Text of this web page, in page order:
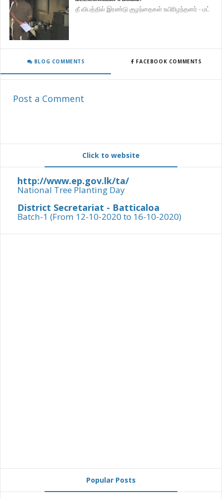
தீ விபத்தில் இரண்டு குழந்தைகள் உயிரிழந்தனர் - மட்
BLOG COMMENTS FACEBOOK COMMENTS
Post a Comment
Click to website
http://www.ep.gov.lk/ta/
National Tree Planting Day
District Secretariat - Batticaloa
Batch-1 (From 12-10-2020 to 16-10-2020)
Popular Posts